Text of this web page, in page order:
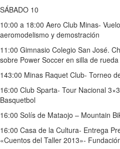
SÁBADO 10
10:00 a 18:00 Aero Club Minas-
aeromodelismo y demostración
11:00 Gimnasio Colegio San José.
sobre Power Soccer en silla de
143:00 Minas Raquet Club- Torneo
16:00 Club Sparta- Tour Nacional
Basquetbol
16:00 Solís de Mataojo – Mountain
16:00 Casa de la Cultura- Entrega
«Cuentos del Taller 2013»-